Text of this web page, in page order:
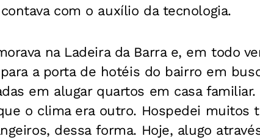
com o auxílio da tecnologia.
na Ladeira da Barra e, em todo
a porta de hotéis do bairro em
em alugar quartos em casa
o clima era outro. Hospedei muitos
dessa forma. Hoje, alugo